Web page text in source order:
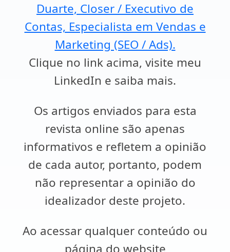
Duarte, Closer / Executivo de
Contas, Especialista em Vendas e
Marketing (SEO / Ads).
Clique no link acima, visite meu
LinkedIn e saiba mais.
Os artigos enviados para esta
revista online são apenas
informativos e refletem a opinião
de cada autor, portanto, podem
não representar a opinião do
idealizador deste projeto.
Ao acessar qualquer conteúdo ou
página do website